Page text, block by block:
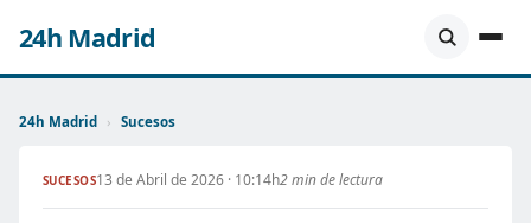
24h Madrid
24h Madrid › Sucesos
SUCESOS13 de Abril de 2026 · 10:14h2 min de lectura